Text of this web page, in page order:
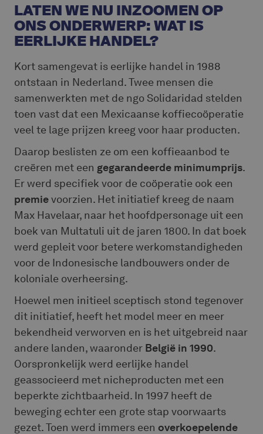
LATEN WE NU INZOOMEN OP
ONS ONDERWERP: WAT IS
EERLIJKE HANDEL?
Kort samengevat is eerlijke handel in 1988
ontstaan in Nederland. Twee mensen die
samenwerkten met de ngo Solidaridad stelden
toen vast dat een Mexicaanse koffiecoöperatie
veel te lage prijzen kreeg voor haar producten.
Daarop beslisten ze om een koffieaanbod te
creëren met een gegarandeerde minimumprijs.
Er werd specifiek voor de coöperatie ook een
premievoorzien. Het initiatief kreeg de naam
Max Havelaar, naar het hoofdpersonage uit een
boek van Multatuli uit de jaren 1800. In dat boek
werd gepleit voor betere werkomstandigheden
voor de Indonesische landbouwers onder de
koloniale overheersing.
Hoewel men initieel sceptisch stond tegenover
dit initiatief, heeft het model meer en meer
bekendheid verworven en is het uitgebreid naar
andere landen, waaronder België in 1990.
Oorspronkelijk werd eerlijke handel
geassocieerd met nicheproducten met een
beperkte zichtbaarheid. In 1997 heeft de
beweging echter een grote stap voorwaarts
gezet. Toen werd immers een overkoepelende